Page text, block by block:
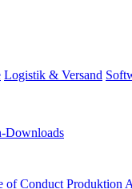
Logistik & Versand
Downloads
of Conduct Produktion